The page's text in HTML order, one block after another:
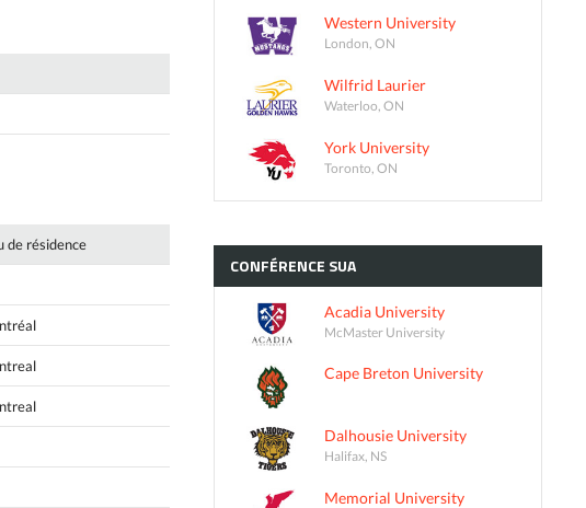
de résidence
Western University
London, ON
Wilfrid Laurier
Waterloo, ON
York University
Toronto, ON
CONFÉRENCE SUA
Acadia University
McMaster University
Cape Breton University
Dalhousie University
Halifax, NS
Memorial University